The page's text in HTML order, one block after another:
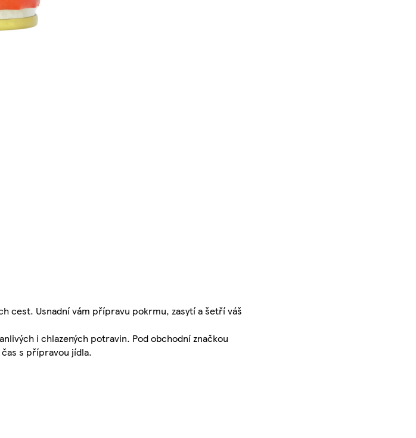
cest. Usnadní vám přípravu pokrmu, zasytí a šetří váš
i chlazených potravin. Pod obchodní značkou
s přípravou jídla.